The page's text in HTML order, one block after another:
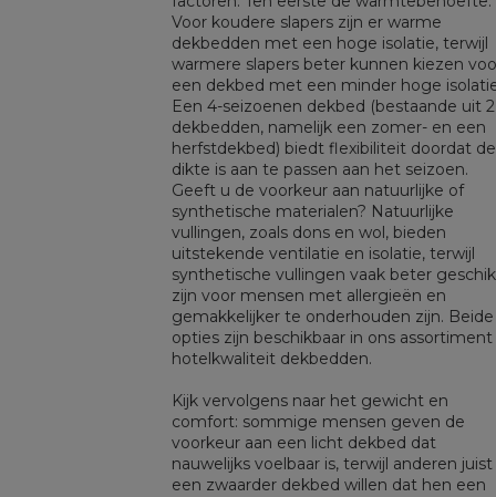
Voor koudere slapers zijn er warme
dekbedden met een hoge isolatie, terwijl
warmere slapers beter kunnen kiezen
een dekbed met een minder hoge
Een 4-seizoenen dekbed (bestaande uit 2
dekbedden, namelijk een zomer- en een
herfstdekbed) biedt flexibiliteit doordat de
dikte is aan te passen aan het seizoen.
Geeft u de voorkeur aan natuurlijke of
synthetische materialen? Natuurlijke
vullingen, zoals dons en wol, bieden
uitstekende ventilatie en isolatie, terwijl
synthetische vullingen vaak beter
zijn voor mensen met allergieën en
gemakkelijker te onderhouden zijn. Beide
opties zijn beschikbaar in ons assortiment
hotelkwaliteit dekbedden.
Kijk vervolgens naar het gewicht en
comfort: sommige mensen geven de
voorkeur aan een licht dekbed dat
nauwelijks voelbaar is, terwijl anderen juist
een zwaarder dekbed willen dat hen een